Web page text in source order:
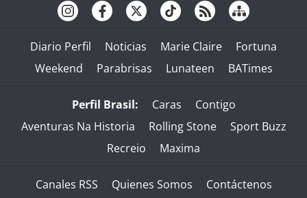
Diario Perfil Noticias Marie Claire
Fortuna
Weekend
Parabrisas Lunateen BATimes
Perfil Brasil: Caras
Contigo
Aventuras Na Historia
Rolling Stone
Sport Buzz
Recreio
Maxima
Canales RSS Quienes Somos
Contáctenos